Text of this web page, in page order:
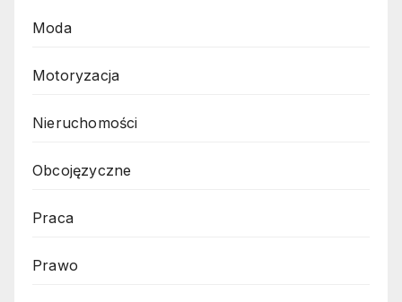
Moda
Motoryzacja
Nieruchomości
Obcojęzyczne
Praca
Prawo